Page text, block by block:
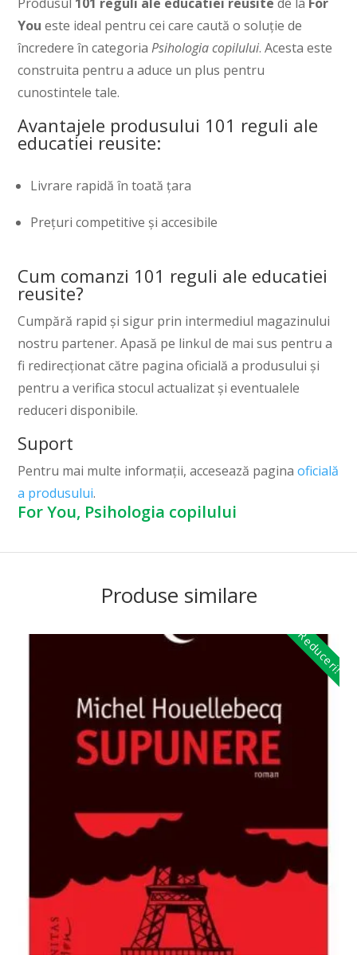
You este ideal pentru cei care caută o soluție de
încredere în categoriaPsihologia copilului. Acesta este
construita pentru a aduce un plus pentru
cunostintele tale.
Avantajele produsului 101 reguli ale
educatiei reusite:
Livrare rapidă în toată țara
Prețuri competitive și accesibile
Cum comanzi 101 reguli ale educatiei
reusite?
Cumpără rapid și sigur prin intermediul magazinului
nostru partener. Apasă pe linkul de mai sus pentru a
fi redirecționat către pagina oficială a produsului și
pentru a verifica stocul actualizat și eventualele
reduceri disponibile.
Suport
Pentru mai multe informații, accesează paginaoficială
a produsului.
For You, Psihologia copilului
Produse similare
Reduceri!